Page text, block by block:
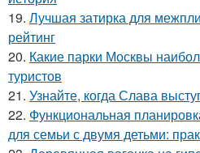
19. Лучшая затирка для
рейтинг
20. Какие парки Москвы
туристов
21. Узнайте, когда Слава
22. Функциональная
для семьи с двумя детьми: